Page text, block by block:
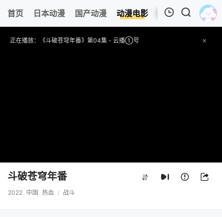
首页 日本动漫 国产动漫 动漫电影 欧美动漫 追剧
我的观影记录
正在播放：《斗破苍穹年番》第04集 - 云播①号
斗破苍穹年番
2022 中国 热血 / 战斗